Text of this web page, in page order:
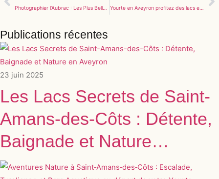
Photographier l’Aubrac : Les Plus Belles Vues autour de Saint-Amans-des-Côts Yourte en Aveyron profitez des lacs et cascades de l’Aveyron
Publications récentes
23 juin 2025
Les Lacs Secrets de Saint-
Amans-des-Côts : Détente,
Baignade et Nature…